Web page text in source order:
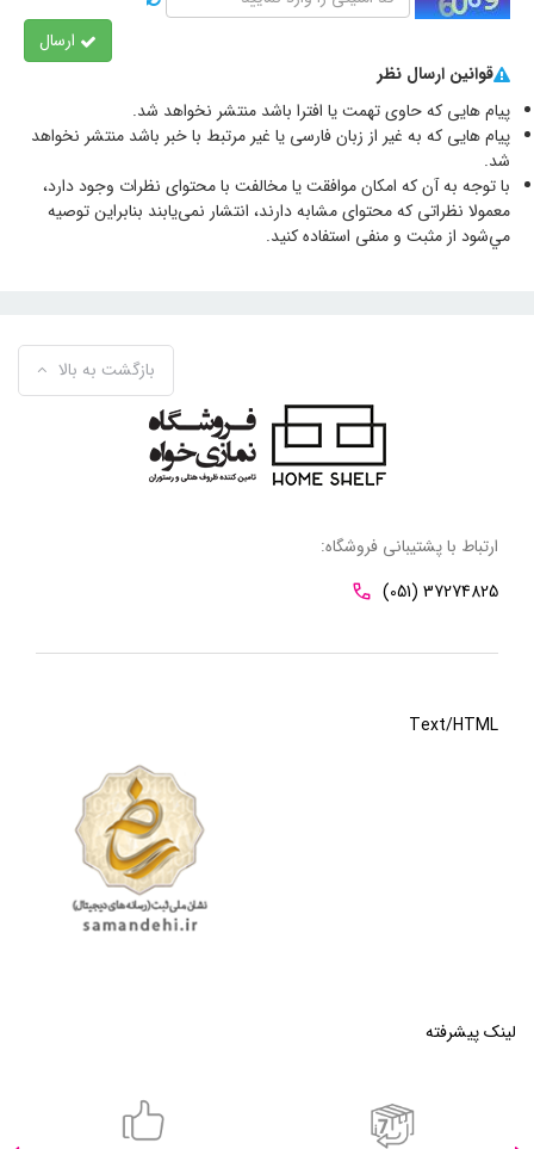
ارسال
قوانین ارسال نظر
پیام هایی که حاوی تهمت یا افترا باشد منتشر نخواهد شد.
پیام هایی که به غیر از زبان فارسی یا غیر مرتبط با خبر باشد منتشر نخواهد
شد.
با توجه به آن که امکان موافقت یا مخالفت با محتوای نظرات وجود دارد،
معمولا نظراتی که محتوای مشابه دارند، انتشار نمی‌یابند بنابراین توصيه
مي‌شود از مثبت و منفی استفاده کنید.
بازگشت به بالا
ارتباط با پشتیبانی فروشگاه:
(051) 37274825
Text/HTML
لینک پیشرفته